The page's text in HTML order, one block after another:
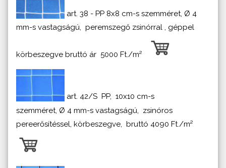
art. 38 - PP 8x8 cm-s szemméret, Ø 4
mm-s vastagságú, peremszegő zsinórral , géppel
körbeszegve bruttó ár 5000 Ft./m²
art. 42/S PP, 10x10 cm-s
szemméret, Ø 4 mm-s vastagságú, zsinóros
pereerősítéssel, körbeszegve, bruttó 4090 Ft./m²